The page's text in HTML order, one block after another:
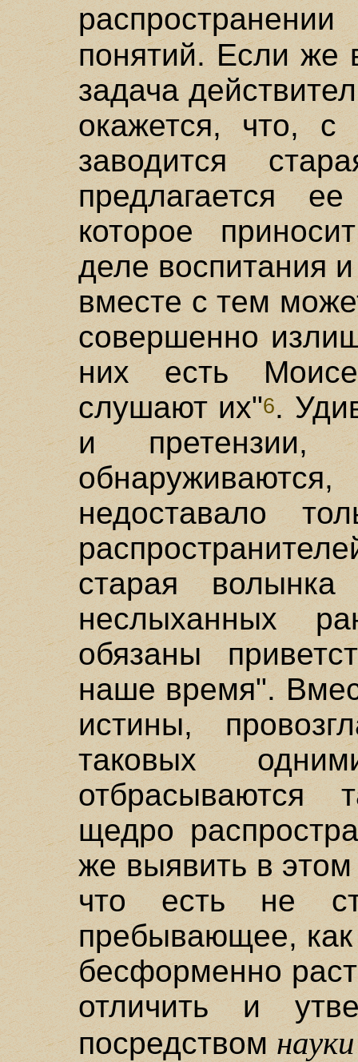
понятий. Если же
задача
окажется, что, с
заводится
предлагается
которое
деле воспитания
вместе с тем
совершенно
них есть
слушают их"6.
и претензии,
недоставало
старая
неслыханных
обязаны
наше время".
истины,
таковых
отбрасываются
щедро
же выявить в этом
что есть не
пребывающее, как
бесформенно
отличить и
посредством